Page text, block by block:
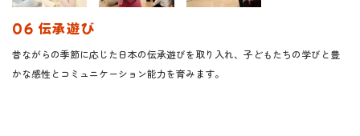
06 伝承遊び
昔ながらの季節に応じた日本の伝承遊びを取り入れ、子どもたちの学びと豊
かな感性とコミュニケーション能力を育みます。